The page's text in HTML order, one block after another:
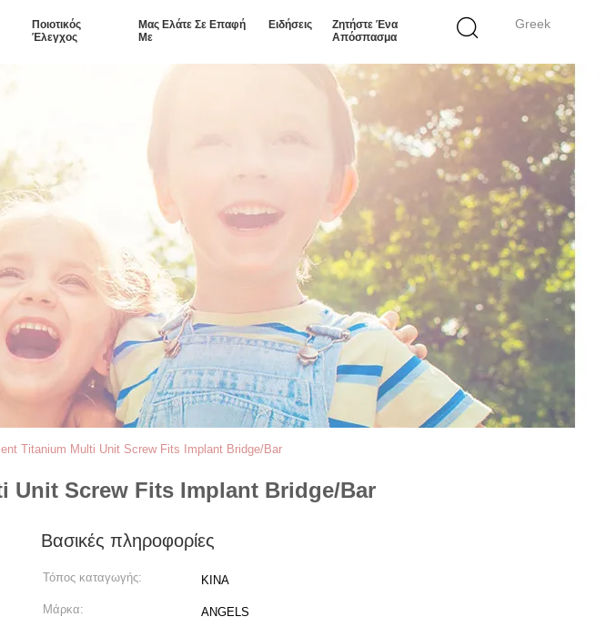
Greek
Ποιοτικός
Έλεγχος
Μας Ελάτε Σε Επαφή
Με
Ειδήσεις
Ζητήστε Ένα
Απόσπασμα
Titanium Multi Unit Screw Fits Implant Bridge/Bar
Unit Screw Fits Implant Bridge/Bar
Βασικές πληροφορίες
Τόπος καταγωγής: ΚΙΝΑ
Μάρκα: ANGELS